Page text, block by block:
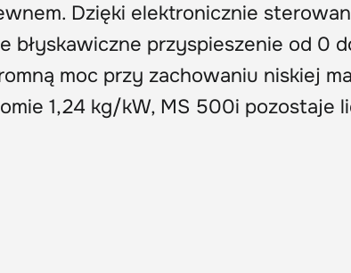
Dzięki elektronicznie
błyskawiczne przyspieszenie od 0
moc przy zachowaniu niskiej
1,24 kg/kW, MS 500i pozostaje